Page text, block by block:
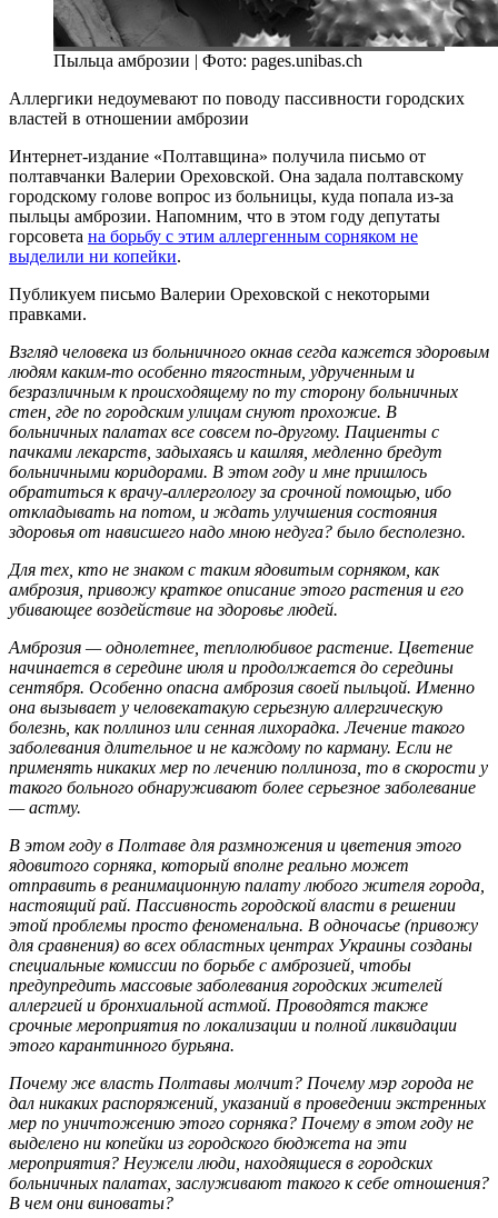
Пыльца амброзии | Фото: pages.unibas.ch
Аллергики недоумевают по поводу пассивности городских
властей в отношении амброзии
Интернет-издание «Полтавщина» получила письмо от
полтавчанки Валерии Ореховской. Она задала полтавскому
городскому голове вопрос из больницы, куда попала из-за
пыльцы амброзии. Напомним, что в этом году депутаты
горсовета на борьбу с этим аллергенным сорняком не
выделили ни копейки.
Публикуем письмо Валерии Ореховской с некоторыми
правками.
Взгляд человека из больничного окнав сегда кажется здоровым
людям каким-то особенно тягостным, удрученным и
безразличным к происходящему по ту сторону больничных
стен, где по городским улицам снуют прохожие. В
больничных палатах все совсем по-другому. Пациенты с
пачками лекарств, задыхаясь и кашляя, медленно бредут
больничными коридорами. В этом году и мне пришлось
обратиться к врачу-аллергологу за срочной помощью, ибо
откладывать на потом, и ждать улучшения состояния
здоровья от нависшего надо мною недуга? было бесполезно.
Для тех, кто не знаком с таким ядовитым сорняком, как
амброзия, привожу краткое описание этого растения и его
убивающее воздействие на здоровье людей.
Амброзия — однолетнее, теплолюбивое растение. Цветение
начинается в середине июля и продолжается до середины
сентября. Особенно опасна амброзия своей пыльцой. Именно
она вызывает у человекатакую серьезную аллергическую
болезнь, как поллиноз или сенная лихорадка. Лечение такого
заболевания длительное и не каждому по карману. Если не
применять никаких мер по лечению поллиноза, то в скорости у
такого больного обнаруживают более серьезное заболевание
— астму.
В этом году в Полтаве для размножения и цветения этого
ядовитого сорняка, который вполне реально может
отправить в реанимационную палату любого жителя города,
настоящий рай. Пассивность городской власти в решении
этой проблемы просто феноменальна. В одночасье (привожу
для сравнения) во всех областных центрах Украины созданы
специальные комиссии по борьбе с амброзией, чтобы
предупредить массовые заболевания городских жителей
аллергией и бронхиальной астмой. Проводятся также
срочные мероприятия по локализации и полной ликвидации
этого карантинного бурьяна.
Почему же власть Полтавы молчит? Почему мэр города не
дал никаких распоряжений, указаний в проведении экстренных
мер по уничтожению этого сорняка? Почему в этом году не
выделено ни копейки из городского бюджета на эти
мероприятия? Неужели люди, находящиеся в городских
больничных палатах, заслуживают такого к себе отношения?
В чем они виноваты?